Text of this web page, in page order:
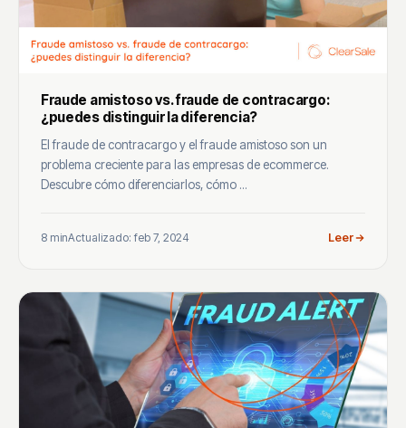
Fraude amistoso vs. fraude de contracargo:
¿puedes distinguir la diferencia?
El fraude de contracargo y el fraude amistoso son un
problema creciente para las empresas de ecommerce.
Descubre cómo diferenciarlos, cómo ...
8 minActualizado: feb 7, 2024 Leer